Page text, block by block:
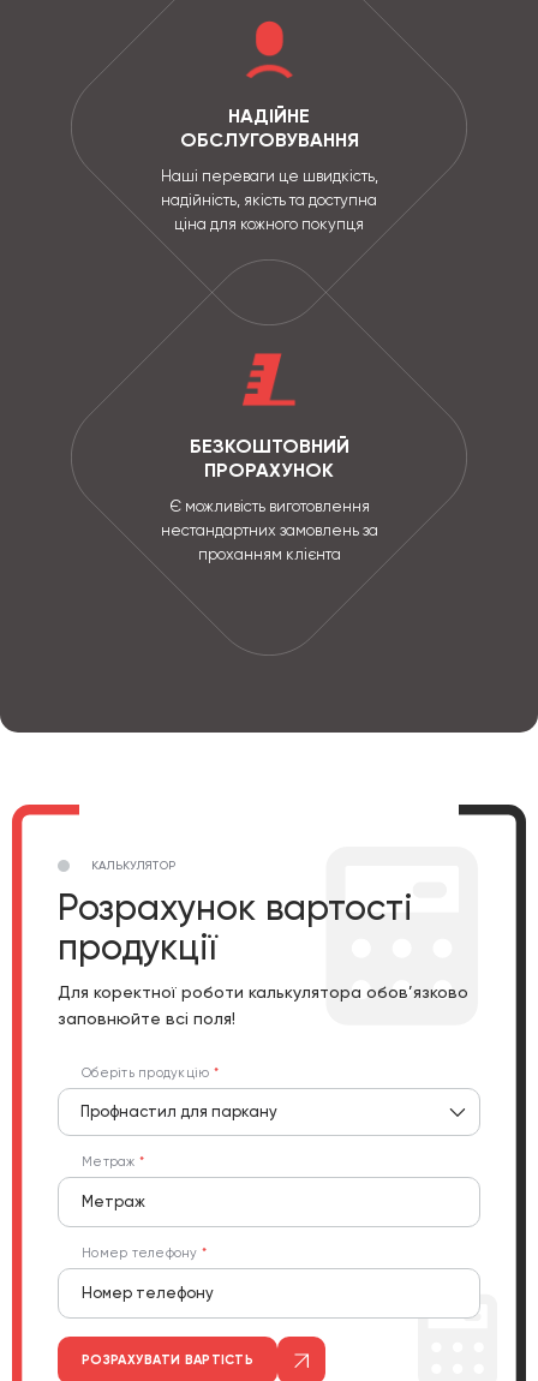
НАДІЙНЕ
ОБСЛУГОВУВАННЯ
Наші переваги це швидкість,
надійність, якість та доступна
ціна для кожного покупця
БЕЗКОШТОВНИЙ
ПРОРАХУНОК
Є можливість виготовлення
нестандартних замовлень за
проханням клієнта
КАЛЬКУЛЯТОР
Розрахунок вартості
продукції
Для коректної роботи калькулятора обов’язково
заповнюйте всі поля!
Оберіть продукцію
Профнастил для паркану
Метраж
Номер телефону
РОЗРАХУВАТИ ВАРТІСТЬ